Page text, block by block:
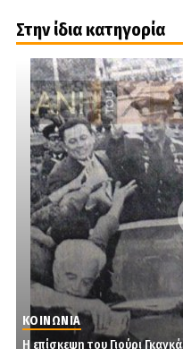
Στην ίδια κατηγορία
ΚΟΙΝΩΝΙΑ
Η επίσκεψη του Γιούρι